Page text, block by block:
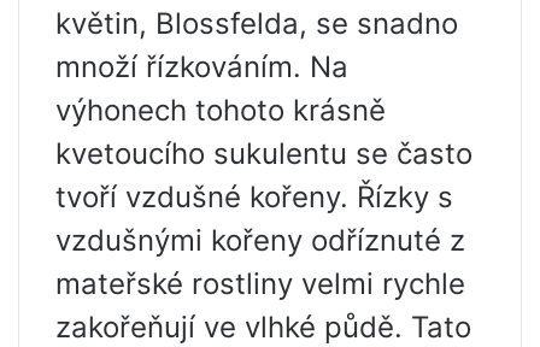
květin, Blossfelda, se snadno
množí řízkováním. Na
výhonech tohoto krásně
kvetoucího sukulentu se často
tvoří vzdušné kořeny. Řízky s
vzdušnými kořeny odříznuté z
mateřské rostliny velmi rychle
zakořeňují ve vlhké půdě. Tato